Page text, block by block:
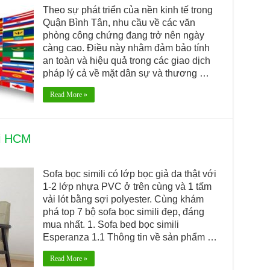
Theo sự phát triển của nền kinh tế trong
Quận Bình Tân, nhu cầu về các văn
phòng công chứng đang trở nên ngày
càng cao. Điều này nhằm đảm bảo tính
an toàn và hiệu quả trong các giao dịch
pháp lý cả về mặt dân sự và thương …
Read More »
HCM
Sofa bọc simili có lớp bọc giả da thật với
1-2 lớp nhựa PVC ở trên cùng và 1 tấm
vải lót bằng sợi polyester. Cùng khám
phá top 7 bộ sofa bọc simili đẹp, đáng
mua nhất. 1. Sofa bed bọc simili
Esperanza 1.1 Thông tin về sản phẩm …
Read More »